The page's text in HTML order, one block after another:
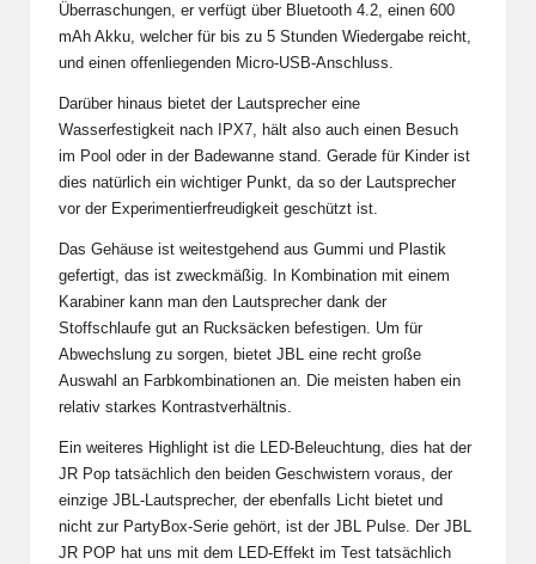
Überraschungen, er verfügt über Bluetooth 4.2, einen 600
mAh Akku, welcher für bis zu 5 Stunden Wiedergabe reicht,
und einen offenliegenden Micro-USB-Anschluss.
Darüber hinaus bietet der Lautsprecher eine
Wasserfestigkeit nach IPX7, hält also auch einen Besuch
im Pool oder in der Badewanne stand. Gerade für Kinder ist
dies natürlich ein wichtiger Punkt, da so der Lautsprecher
vor der Experimentierfreudigkeit geschützt ist.
Das Gehäuse ist weitestgehend aus Gummi und Plastik
gefertigt, das ist zweckmäßig. In Kombination mit einem
Karabiner kann man den Lautsprecher dank der
Stoffschlaufe gut an Rucksäcken befestigen. Um für
Abwechslung zu sorgen, bietet JBL eine recht große
Auswahl an Farbkombinationen an. Die meisten haben ein
relativ starkes Kontrastverhältnis.
Ein weiteres Highlight ist die LED-Beleuchtung, dies hat der
JR Pop tatsächlich den beiden Geschwistern voraus, der
einzige JBL-Lautsprecher, der ebenfalls Licht bietet und
nicht zur PartyBox-Serie gehört, ist der JBL Pulse. Der JBL
JR POP hat uns mit dem LED-Effekt im Test tatsächlich